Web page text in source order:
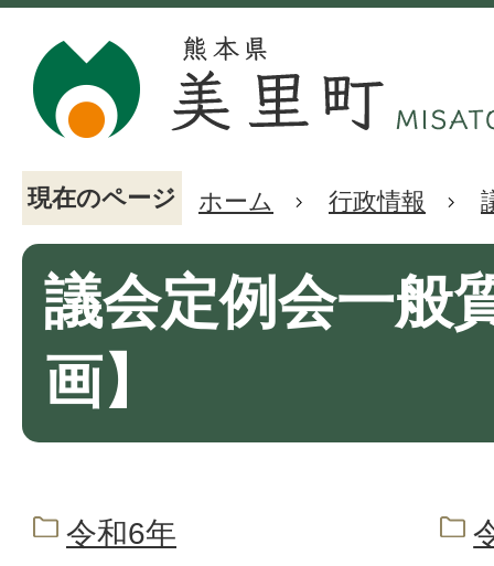
現在のページ ホーム 行政情報
議会定例会一般
画】
令和6年